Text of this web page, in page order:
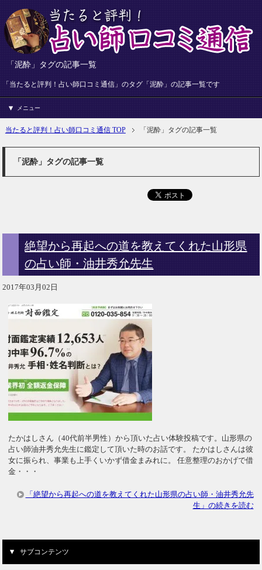
「泥酔」タグの記事一覧
「当たると評判！占い師口コミ通信」のタグ「泥酔」の記事一覧です
メニュー
当たると評判！占い師口コミ通信 TOP 「泥酔」タグの記事一覧
「泥酔」タグの記事一覧
絶望から再起への道を教えてくれた山形県
の占い師・油井秀允先生
2017年03月02日
たかはしさん（40代前半男性）から頂いた占い体験投稿です。山形県の
占い師油井秀允先生に鑑定して頂いた時のお話です。 たかはしさんは彼
女に振られ、事業も上手くいかず借金まみれに。 任意整理のおかげで借
金・・・
「絶望から再起への道を教えてくれた山形県の占い師・油井秀允先
生」の続きを読む
サブコンテンツ